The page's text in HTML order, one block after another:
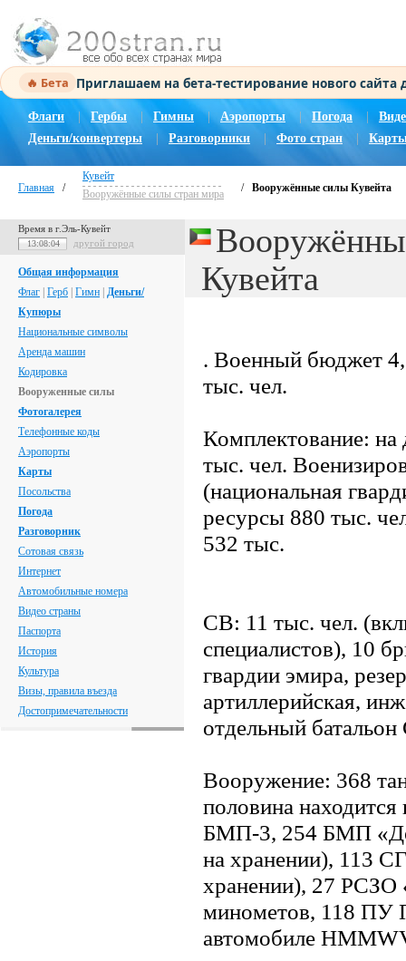
🔥 Бета Приглашаем на бета-тестирование нового
Флаги Гербы Гимны | Аэропорты Погода |
Деньги/конвертеры
Разговорники Фото стран
Главная /
Кувейт
Вооружённые силы стран мира
/ Вооружённые силы Кувейта
Время в г.Эль-Кувейт
13:08:05 другой город
Общая информация
Флаг Герб Гимн Деньги/
Купюры
Национальные символы
Аренда машин
Кодировка
Вооруженные силы
Фотогалерея
Телефонные коды
Аэропорты
Карты
Посольства
Погода
Разговорник
Сотовая связь
Интернет
Автомобильные номера
Видео страны
Паспорта
История
Культура
Визы, правила въезда
Достопримечательности
Кувейта
. Военный бюджет
тыс. чел.
Комплектование: на
тыс. чел.
(национальная
ресурсы 880 тыс.
532 тыс.
СВ: 11 тыс. чел.
специалистов), 10
гвардии эмира,
артиллерийская,
отдельный
Вооружение: 368
половина
БМП-3, 254 БМП
на хранении), 113
хранении), 27 РСЗО
минометов, 118 ПУ
автомобиле